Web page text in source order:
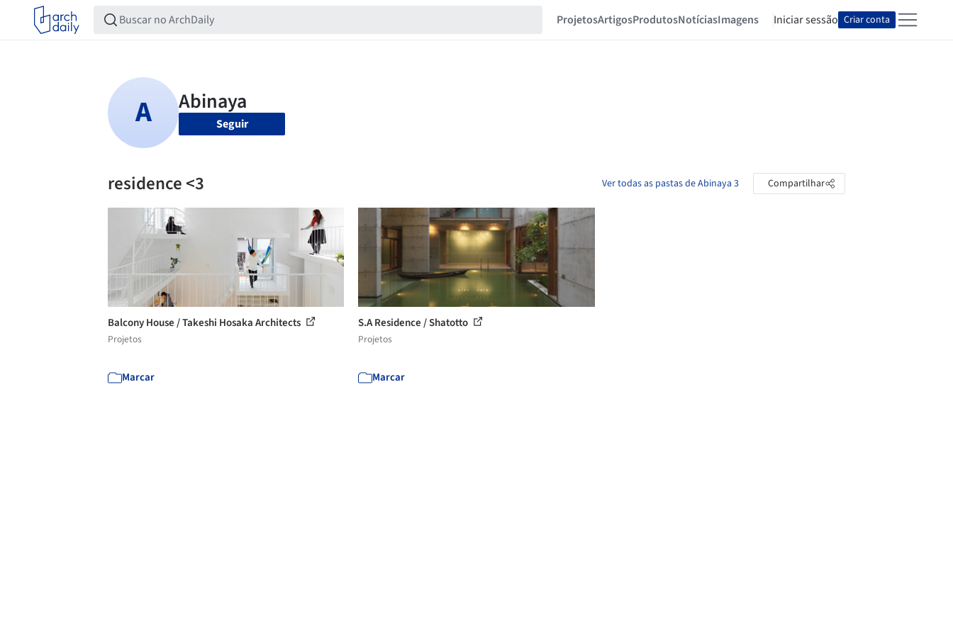
ProjetosArtigosProdutosNotíciasImagens Iniciar sessão Criar conta
Seguir
residence <3 Ver todas as pastas de Abinaya 3 Compartilhar
Balcony House / Takeshi Hosaka Architects
Projetos
Marcar
S.A Residence / Shatotto
Projetos
Marcar